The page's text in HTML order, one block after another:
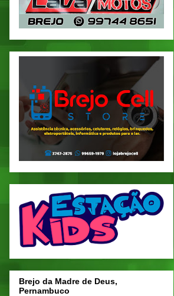
Brejo da Madre de Deus,
Pernambuco